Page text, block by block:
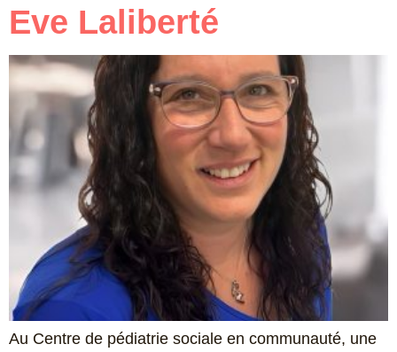
Eve Laliberté
Au Centre de pédiatrie sociale en communauté, une